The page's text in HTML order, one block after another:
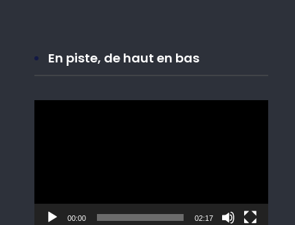
En piste, de haut en bas
00:00 02:17